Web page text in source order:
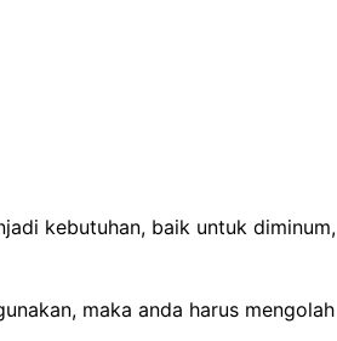
kebutuhan, baik untuk diminum,
maka anda harus mengolah